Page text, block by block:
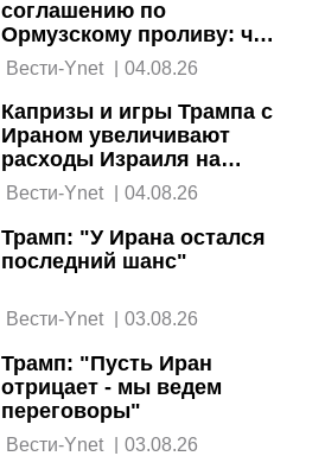
соглашению по
Ормузскому проливу: что
в нем говорится
Вести-Ynet | 04.08.26
Капризы и игры Трампа с
Ираном увеличивают
расходы Израиля на
оборону на миллиарды
шекелей
Вести-Ynet 04.08.26
Трамп: "У Ирана остался
последний шанс"
Вести-Ynet | 03.08.26
Трамп: "Пусть Иран
отрицает - мы ведем
переговоры"
Вести-Ynet | 03.08.26